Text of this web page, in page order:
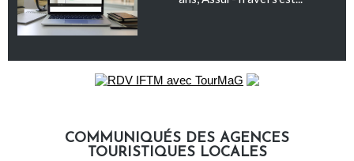
COMMUNIQUÉS DES AGENCES
TOURISTIQUES LOCALES